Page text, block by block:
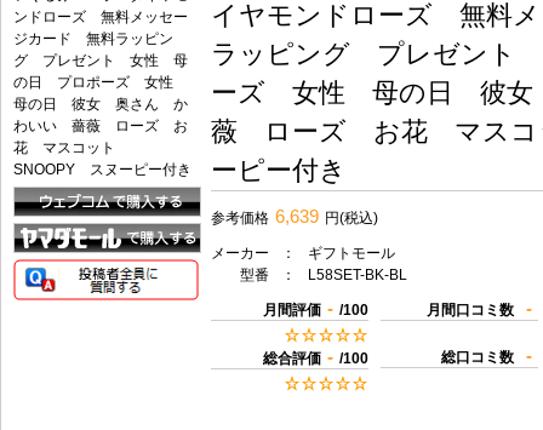
イヤモンドローズ 無料
ラッピング プレゼン
ーズ 女性 母の日 彼
薇 ローズ お花 マスコ
ーピー付き
参考価格 6,639 円(税込)
メーカー ：
ギフトモール
型番
： L58SET-BK-BL
月間評価 - /100
総合評価 - /100
月間口コミ数 -
総口コミ数 -